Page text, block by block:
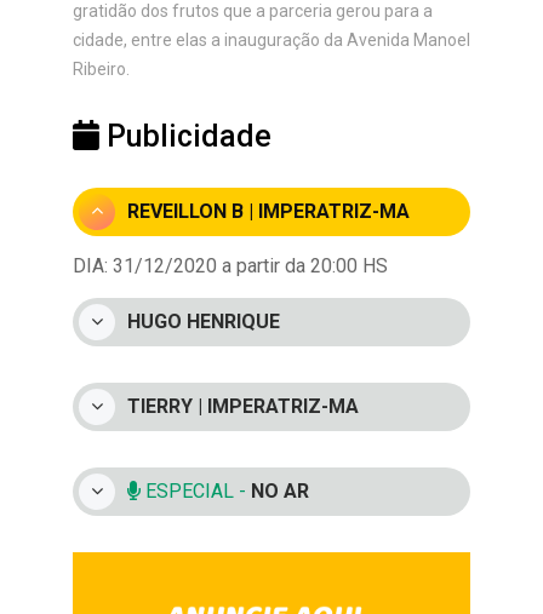
gratidão dos frutos que a parceria gerou para a
cidade, entre elas a inauguração da Avenida Manoel
Ribeiro.
Publicidade
REVEILLON B | IMPERATRIZ-MA
DIA: 31/12/2020 a partir da 20:00 HS
HUGO HENRIQUE
TIERRY | IMPERATRIZ-MA
ESPECIAL - NO AR